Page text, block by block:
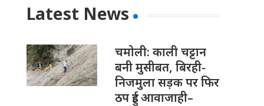
Latest News
चमोली: काली चट्टान
बनी मुसीबत, बिरही-
निजमुला सड़क पर फिर
ठप हुई आवाजाही–